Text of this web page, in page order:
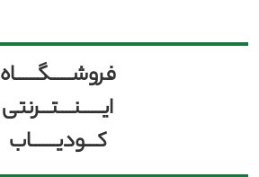
فروشــــــگــــــاه
ایــــــنــــتـــرنتی
کـــودیـــــــاب